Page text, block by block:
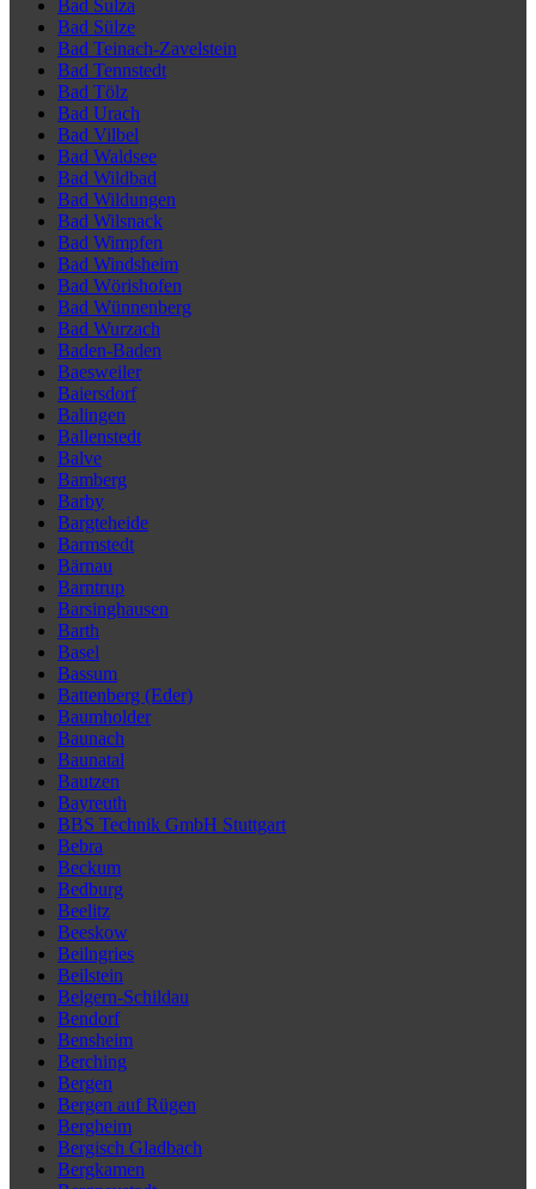
Bad Sulza
Bad Sülze
Bad Teinach-Zavelstein
Bad Tennstedt
Bad Tölz
Bad Urach
Bad Vilbel
Bad Waldsee
Bad Wildbad
Bad Wildungen
Bad Wilsnack
Bad Wimpfen
Bad Windsheim
Bad Wörishofen
Bad Wünnenberg
Bad Wurzach
Baden-Baden
Baesweiler
Baiersdorf
Balingen
Ballenstedt
Balve
Bamberg
Barby
Bargteheide
Barmstedt
Bärnau
Barntrup
Barsinghausen
Barth
Basel
Bassum
Battenberg (Eder)
Baumholder
Baunach
Baunatal
Bautzen
Bayreuth
BBS Technik GmbH Stuttgart
Bebra
Beckum
Bedburg
Beelitz
Beeskow
Beilngries
Beilstein
Belgern-Schildau
Bendorf
Bensheim
Berching
Bergen
Bergen auf Rügen
Bergheim
Bergisch Gladbach
Bergkamen